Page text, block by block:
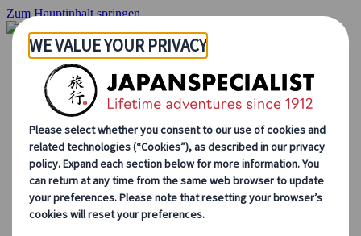
Zum Hauptinhalt springen
Startseite
Rundreisen
Individuelle Reisen
Gruppenreisen
Selbstfahrerreisen
Ausflüge
Massgeschneiderte Gruppenreisen
Japan Rail Pass
Wie wir arbeiten
Über uns
Treffen Sie unser Team
Werden Sie Teil unseres Teams